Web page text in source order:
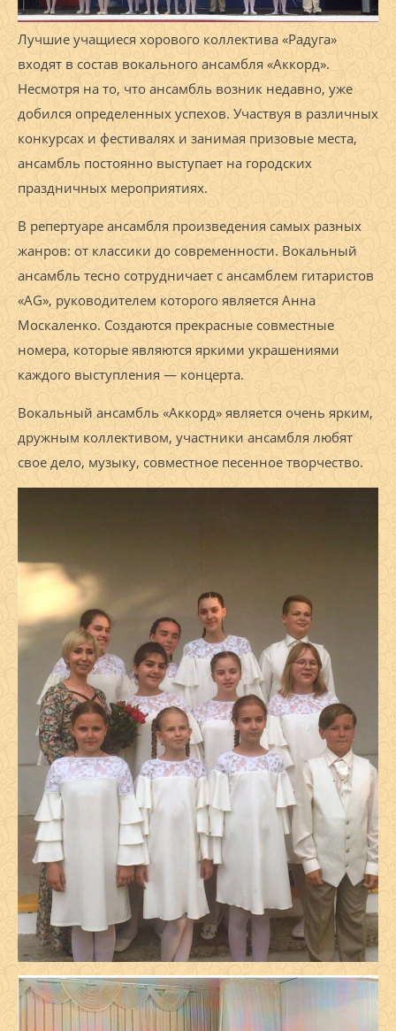
Лучшие учащиеся хорового коллектива «Радуга»
входят в состав вокального ансамбля «Аккорд».
Несмотря на то, что ансамбль возник недавно, уже
добился определенных успехов. Участвуя в различных
конкурсах и фестивалях и занимая призовые места,
ансамбль постоянно выступает на городских
праздничных мероприятиях.
В репертуаре ансамбля произведения самых разных
жанров: от классики до современности. Вокальный
ансамбль тесно сотрудничает с ансамблем гитаристов
«AG», руководителем которого является Анна
Москаленко. Создаются прекрасные совместные
номера, которые являются яркими украшениями
каждого выступления — концерта.
Вокальный ансамбль «Аккорд» является очень ярким,
дружным коллективом, участники ансамбля любят
свое дело, музыку, совместное песенное творчество.